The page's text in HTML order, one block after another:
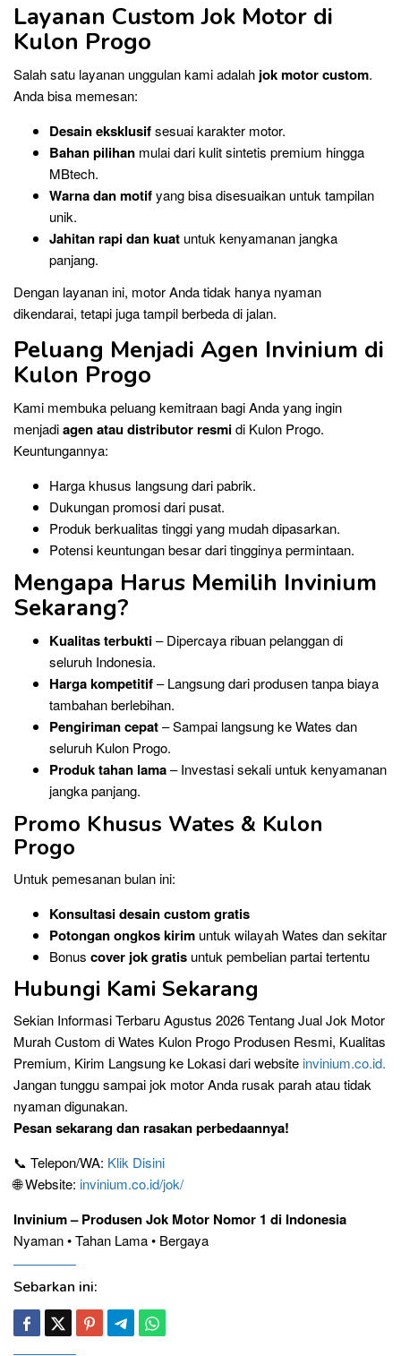
Layanan Custom Jok Motor di
Kulon Progo
Salah satu layanan unggulan kami adalah jok motor custom.
Anda bisa memesan:
Desain eksklusifsesuai karakter motor.
Bahan pilihan mulai dari kulit sintetis premium hingga
MBtech.
Warna dan motifyang bisa disesuaikan untuk tampilan
unik.
Jahitan rapi dan kuat untuk kenyamanan jangka
panjang.
Dengan layanan ini, motor Anda tidak hanya nyaman
dikendarai, tetapi juga tampil berbeda di jalan.
Peluang Menjadi Agen Invinium di
Kulon Progo
Kami membuka peluang kemitraan bagi Anda yang ingin
menjadiagen atau distributor resmidi Kulon Progo.
Keuntungannya:
Harga khusus langsung dari pabrik.
Dukungan promosi dari pusat.
Produk berkualitas tinggi yang mudah dipasarkan.
Potensi keuntungan besar dari tingginya permintaan.
Mengapa Harus Memilih Invinium
Sekarang?
Kualitas terbukti– Dipercaya ribuan pelanggan di
seluruh Indonesia.
Harga kompetitif– Langsung dari produsen tanpa biaya
tambahan berlebihan.
Pengiriman cepat– Sampai langsung ke Wates dan
seluruh Kulon Progo.
Produk tahan lama– Investasi sekali untuk kenyamanan
jangka panjang.
Promo Khusus Wates & Kulon
Progo
Untuk pemesanan bulan ini:
Konsultasi desain custom gratis
Potongan ongkos kirim untuk wilayah Wates dan sekitar
Bonus cover jok gratis untuk pembelian partai tertentu
Hubungi Kami Sekarang
Sekian Informasi Terbaru Agustus 2026 Tentang Jual Jok Motor
Murah Custom di Wates Kulon Progo Produsen Resmi, Kualitas
Premium, Kirim Langsung ke Lokasi dari websiteinvinium.co.id.
Jangan tunggu sampai jok motor Anda rusak parah atau tidak
nyaman digunakan.
Pesan sekarang dan rasakan perbedaannya!
📞 Telepon/WA: Klik Disini
🌐 Website: invinium.co.id/jok/
Invinium – Produsen Jok Motor Nomor 1 di Indonesia
Nyaman • Tahan Lama • Bergaya
Sebarkan ini: